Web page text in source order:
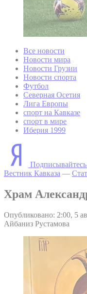
Все новости
Новости мира
Новости Грузии
Новости спорта
Футбол
Северная Осетия
Лига Европы
спорт на Кавказе
спорт в мире
Иберия 1999
Вестник Кавказа —
Храм
Опубликовано: 2:00, 5
Айбаниз Рустамова